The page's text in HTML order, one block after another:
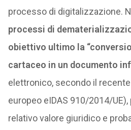
processo di digitalizzazione.
processi di
obiettivo ultimo la
cartaceo in un documento
elettronico, secondo il
europeo eIDAS 910/2014/
relativo valore giuridico e